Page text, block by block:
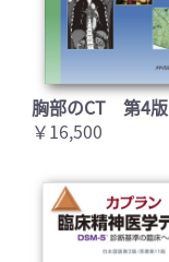
胸部のCT 第4版
￥16,500